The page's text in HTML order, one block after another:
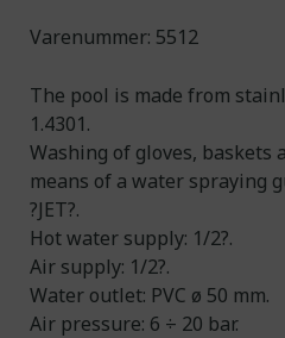
cleaner
Varenummer: 5512
The pool is made from
1.4301.
Washing of gloves,
means of a water spraying
?JET?.
Hot water supply: 1/2?.
Air supply: 1/2?.
Water outlet: PVC ø 50 mm.
Air pressure: 6 ÷ 20 bar.